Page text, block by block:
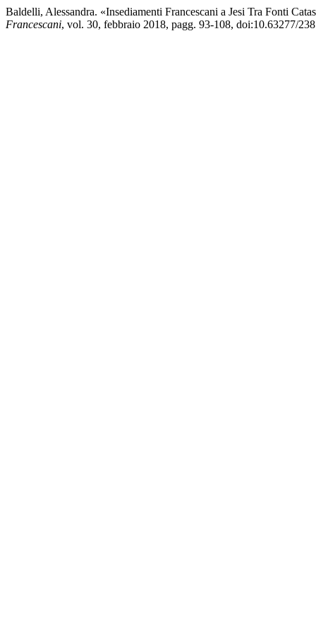
Baldelli, Alessandra. «Insediamenti Francescani a Jesi Tra Fonti
Francescani, vol. 30, febbraio 2018, pagg. 93-108, doi:10.63277/